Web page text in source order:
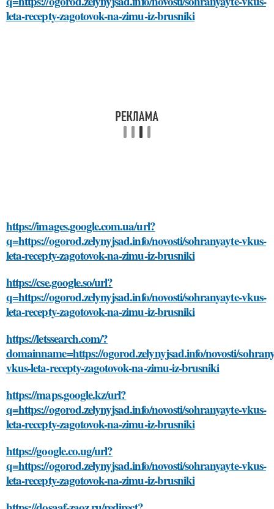
leta-recepty-zagotovok-na-zimu-iz-brusniki
https://images.google.com.ua/url?
q=https://ogorod.zelynyjsad.info/novosti/sohranyayte-vkus-
leta-recepty-zagotovok-na-zimu-iz-brusniki
https://cse.google.so/url?
q=https://ogorod.zelynyjsad.info/novosti/sohranyayte-vkus-
leta-recepty-zagotovok-na-zimu-iz-brusniki
https://letssearch.com/?
domainname=https://ogorod.zelynyjsad.info/novosti/
vkus-leta-recepty-zagotovok-na-zimu-iz-brusniki
https://maps.google.kz/url?
q=https://ogorod.zelynyjsad.info/novosti/sohranyayte-vkus-
leta-recepty-zagotovok-na-zimu-iz-brusniki
https://google.co.ug/url?
q=https://ogorod.zelynyjsad.info/novosti/sohranyayte-vkus-
leta-recepty-zagotovok-na-zimu-iz-brusniki